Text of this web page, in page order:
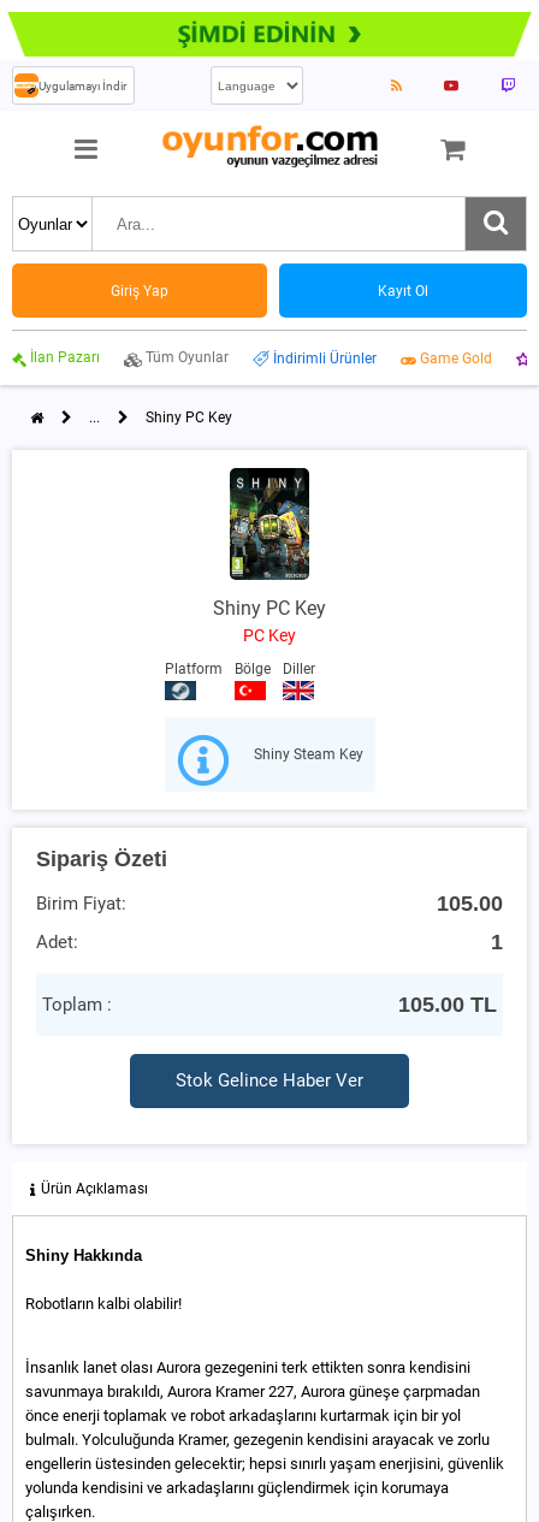
Uygulamayı İndir
Giriş Yap Kayıt Ol
İlan Pazarı Tüm Oyunlar İndirimli Ürünler Game Gold
... Shiny PC Key
Shiny PC Key
PC Key
Platform Bölge Diller
Shiny Steam Key
Sipariş Özeti
Birim Fiyat: 105.00
Adet: 1
Toplam : 105.00 TL
Stok Gelince Haber Ver
Ürün Açıklaması
Shiny Hakkında
Robotların kalbi olabilir!
İnsanlık lanet olası Aurora gezegenini terk ettikten sonra kendisini
savunmaya bırakıldı, Aurora Kramer 227, Aurora güneşe çarpmadan
önce enerji toplamak ve robot arkadaşlarını kurtarmak için bir yol
bulmalı. Yolculuğunda Kramer, gezegenin kendisini arayacak ve zorlu
engellerin üstesinden gelecektir; hepsi sınırlı yaşam enerjisini, güvenlik
yolunda kendisini ve arkadaşlarını güçlendirmek için korumaya
çalışırken.